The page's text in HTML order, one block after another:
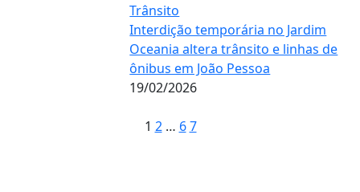
Trânsito
Interdição temporária no Jardim
Oceania altera trânsito e linhas de
ônibus em João Pessoa
19/02/2026
1 2 … 6 7